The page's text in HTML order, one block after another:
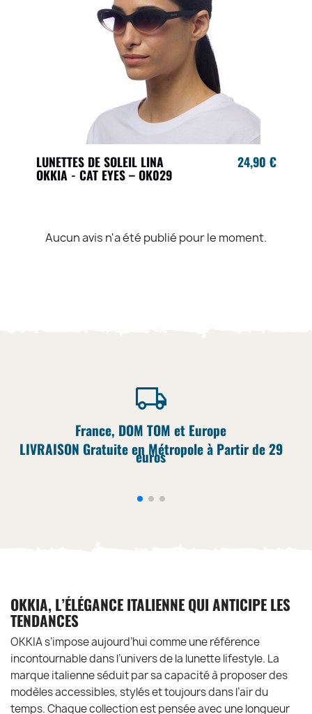
LUNETTES DE SOLEIL LINA
OKKIA - CAT EYES – OK029
24,90 €
Aucun avis n'a été publié pour le moment.
France, DOM TOM et Europe
LIVRAISON Gratuite en Métropole à Partir de 29
euros
OKKIA, L’ÉLÉGANCE ITALIENNE QUI ANTICIPE LES
TENDANCES
OKKIA s’impose aujourd’hui comme une référence
incontournable dans l’univers de la lunette lifestyle. La
marque italienne séduit par sa capacité à proposer des
modèles accessibles, stylés et toujours dans l’air du
temps. Chaque collection est pensée avec une longueur